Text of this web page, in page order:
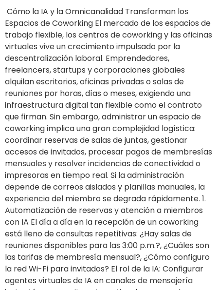
Cómo la IA y la Omnicanalidad Transforman los
Espacios de Coworking El mercado de los espacios de
trabajo flexible, los centros de coworking y las oficinas
virtuales vive un crecimiento impulsado por la
descentralización laboral. Emprendedores,
freelancers, startups y corporaciones globales
alquilan escritorios, oficinas privadas o salas de
reuniones por horas, días o meses, exigiendo una
infraestructura digital tan flexible como el contrato
que firman. Sin embargo, administrar un espacio de
coworking implica una gran complejidad logística:
coordinar reservas de salas de juntas, gestionar
accesos de invitados, procesar pagos de membresías
mensuales y resolver incidencias de conectividad o
impresoras en tiempo real. Si la administración
depende de correos aislados y planillas manuales, la
experiencia del miembro se degrada rápidamente. 1.
Automatización de reservas y atención a miembros
con IA El día a día en la recepción de un coworking
está lleno de consultas repetitivas: ¿Hay salas de
reuniones disponibles para las 3:00 p.m.?, ¿Cuáles son
las tarifas de membresía mensual?, ¿Cómo configuro
la red Wi-Fi para invitados? El rol de la IA: Configurar
agentes virtuales de IA en canales de mensajería